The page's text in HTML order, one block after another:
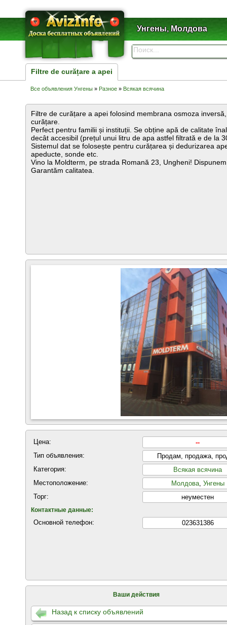
Унгены, Молдова
Filtre de curățare a apei
Все объявления Унгены » Разное » Всякая всячина
Filtre de curățare a apei folosind membrana osmoza
curățare.
Perfect pentru familii și instituții. Se obține apă de calitate
decât accesibil (prețul unui litru de apa astfel filtrată e de la
Sistemul dat se folosește pentru curățarea și dedurizarea
apeducte, sonde etc.
Vino la Moldterm, pe strada Romană 23, Ungheni!
Garantăm calitatea.
Цена:
--
Тип объявления:
Продам, продажа,
Категория:
Всякая всячина
Местоположение:
Молдова, Унгены
Торг:
неуместен
Контактные данные:
Основной телефон: 023631386
Ваши действия
Назад к списку объявлений